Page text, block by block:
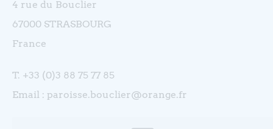
4 rue du Bouclier
67000 STRASBOURG
France
T. +33 (0)3 88 75 77 85
Email : paroisse.bouclier@orange.fr